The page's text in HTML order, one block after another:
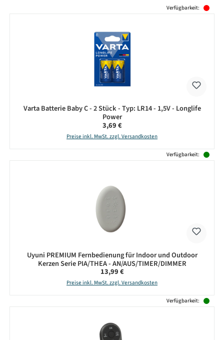
Verfügbarkeit:
Varta Batterie Baby C - 2 Stück - Typ: LR14 - 1,5V - Longlife
Power
Regulärer Preis:
3,69 €
Preise inkl. MwSt. zzgl. Versandkosten
Verfügbarkeit:
Uyuni PREMIUM Fernbedienung für Indoor und Outdoor
Kerzen Serie PIA/THEA - AN/AUS/TIMER/DIMMER
Regulärer Preis:
13,99 €
Preise inkl. MwSt. zzgl. Versandkosten
Verfügbarkeit: